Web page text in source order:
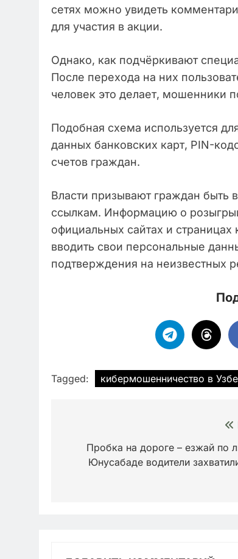
сетях можно увидеть
для участия в акции.
Однако, как подчёркивают
После перехода на них
человек это делает, мошенники
Подобная схема используется
данных банковских карт, PIN-
счетов граждан.
Власти призывают граждан быть
ссылкам. Информацию о
официальных сайтах и
вводить свои персональные
подтверждения на неизвестных
Tagged: кибермошенничество в
записям
Пробка на дороге – езжай по
Юнусабаде водители